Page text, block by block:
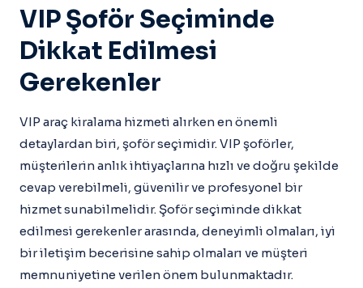
VIP Şoför Seçiminde
Dikkat Edilmesi
Gerekenler
VIP araç kiralama hizmeti alırken en önemli
detaylardan biri, şoför seçimidir. VIP şoförler,
müşterilerin anlık ihtiyaçlarına hızlı ve doğru şekilde
cevap verebilmeli, güvenilir ve profesyonel bir
hizmet sunabilmelidir. Şoför seçiminde dikkat
edilmesi gerekenler arasında, deneyimli olmaları, iyi
bir iletişim becerisine sahip olmaları ve müşteri
memnuniyetine verilen önem bulunmaktadır.